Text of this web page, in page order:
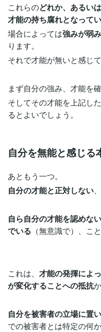
これらのどれか、あるい
才能の持ち腐れとなって
場合によっては強みが弱
ります。
それで才能が無いと感じて
まず自分の強み、才能を確
そしてその才能を上記し
るとよいでしょう。
自分を無能と感じる
あともう一つ。
自分の才能と正対しない
自ら自分の才能を認めな
でいる （無意識で）、こ
これは、 才能の発揮によ
が変化することへの抵抗
自分を被害者の立場に置
での被害者とは特定の何